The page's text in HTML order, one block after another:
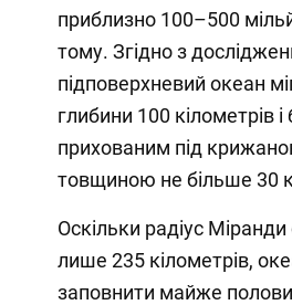
приблизно 100–500
тому. Згідно з
підповерхневий океан
глибини 100 кілометрів і
прихованим під
товщиною не більше 30
Оскільки радіус
лише 235 кілометрів,
заповнити майже